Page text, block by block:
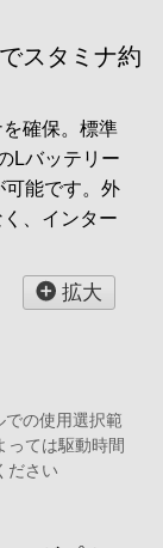
スタミナ約
確保。標準
Lバッテリー
可能です。外
、インター
拡大
の使用選択範
っては駆動時間
ださい